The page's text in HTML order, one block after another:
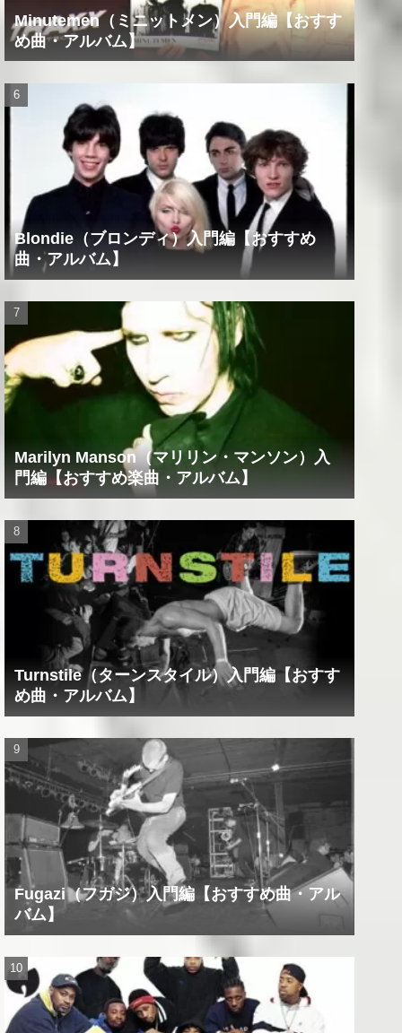
Minutemen（ミニットメン）入門編【おすす
め曲・アルバム】
Blondie（ブロンディ）入門編【おすすめ
曲・アルバム】
Marilyn Manson（マリリン・マンソン）入
門編【おすすめ楽曲・アルバム】
Turnstile（ターンスタイル）入門編【おすす
め曲・アルバム】
Fugazi（フガジ）入門編【おすすめ曲・アル
バム】